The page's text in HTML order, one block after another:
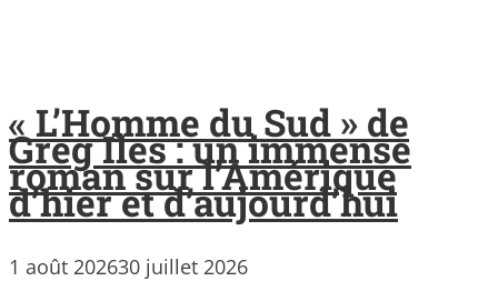
« L’Homme du Sud » de
Greg Iles : un immense
roman sur l’Amérique
d’hier et d’aujourd’hui
1 août 202630 juillet 2026